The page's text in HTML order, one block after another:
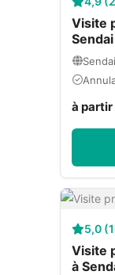
Visite
Sendai
à
5,0
Visite
à